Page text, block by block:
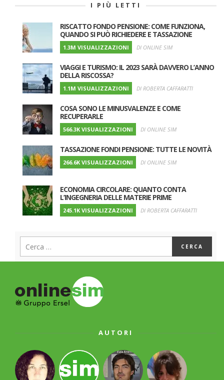
I PIÙ LETTI
RISCATTO FONDO PENSIONE: COME FUNZIONA,
QUANDO SI PUÒ RICHIEDERE E TASSAZIONE
1.3M VISUALIZZAZIONI DI ONLINE SIM
VIAGGI E TURISMO: IL 2023 SARÀ DAVVERO L’ANNO
DELLA RISCOSSA?
1.1M VISUALIZZAZIONI DI ROBERTA CAFFARATTI
COSA SONO LE MINUSVALENZE E COME
RECUPERARLE
566.3K VISUALIZZAZIONI DI ONLINE SIM
TASSAZIONE FONDI PENSIONE: TUTTE LE NOVITÀ
266.6K VISUALIZZAZIONI DI ONLINE SIM
ECONOMIA CIRCOLARE: QUANTO CONTA
L’INGEGNERIA DELLE MATERIE PRIME
245.1K VISUALIZZAZIONI DI ROBERTA CAFFARATTI
AUTORI